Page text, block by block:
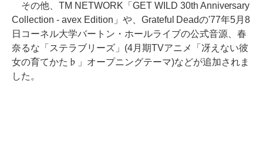
その他、TM NETWORK「GET WILD 30th Anniversary
Collection - avex Edition」や、Grateful Deadの'77年5月8
日コーネル大学バートン・ホールライブの公式音源、春
奈るな「ステラブリーズ」(4月期TVアニメ「冴えない彼
女の育てかた♭」オープニングテーマ)などが追加されま
した。